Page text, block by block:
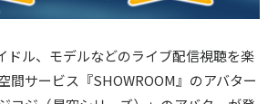
ドル、モデルなどのライブ配信視聴を楽
間サービス『SHOWROOM』のアバター